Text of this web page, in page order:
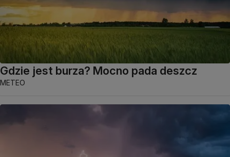
Gdzie jest burza? Mocno pada deszcz
METEO